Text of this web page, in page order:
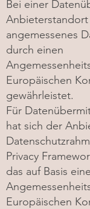
Bei einer
Anbieterstandort
angemessenes
durch einen
Europäischen
gewährleistet.
Für
hat sich der
Privacy
das auf Basis
Europäischen